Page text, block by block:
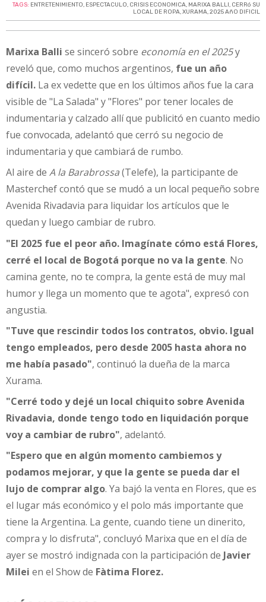
TAGS: ENTRETENIMIENTO, ESPECTACULO, CRISIS ECONOMICA, MARIXA BALLI , CERRó SU
LOCAL DE ROPA,XURAMA,2025 AñO DIFICIL
Marixa Balli se sinceró sobre economía en el 2025y
reveló que, como muchos argentinos, fue un año
difícil. La ex vedette que en los últimos años fue la cara
visible de "La Salada" y "Flores" por tener locales de
indumentaria y calzado allí que publicitó en cuanto medio
fue convocada, adelantó que cerró su negocio de
indumentaria y que cambiará de rumbo.
Al aire de A la Barabrossa(Telefe), la participante de
Masterchef contó que se mudó a un local pequeño sobre
Avenida Rivadavia para liquidar los artículos que le
quedan y luego cambiar de rubro.
"El 2025 fue el peor año. Imagínate cómo está Flores,
cerré el local de Bogotá porque no va la gente. No
camina gente, no te compra, la gente está de muy mal
humor y llega un momento que te agota", expresó con
angustia.
"Tuve que rescindir todos los contratos, obvio. Igual
tengo empleados, pero desde 2005 hasta ahora no
me había pasado", continuó la dueña de la marca
Xurama.
"Cerré todo y dejé un local chiquito sobre Avenida
Rivadavia, donde tengo todo en liquidación porque
voy a cambiar de rubro", adelantó.
"Espero que en algún momento cambiemos y
podamos mejorar, y que la gente se pueda dar el
lujo de comprar algo. Ya bajó la venta en Flores, que es
el lugar más económico y el polo más importante que
tiene la Argentina. La gente, cuando tiene un dinerito,
compra y lo disfruta", concluyó Marixa que en el día de
ayer se mostró indignada con la participación de Javier
Milei en el Show de Fàtima Florez.